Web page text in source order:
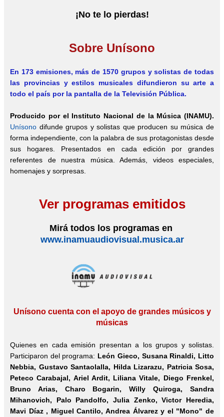
¡No te lo pierdas!
Sobre Unísono
En 173 emisiones, más de 1570 grupos y solistas de todas
las provincias y estilos musicales difundieron su arte a
todo el país por la pantalla de la Televisión Pública.
Producido por el Instituto Nacional de la Música (INAMU).
Unísono difunde grupos y solistas que producen su música de
forma independiente, con la palabra de sus protagonistas desde
sus hogares. Presentados en cada edición por grandes
referentes de nuestra música. Además, videos especiales,
homenajes y sorpresas.
Ver programas emitidos
Mirá todos los programas en
www.inamuaudiovisual.musica.ar
Unísono cuenta con el apoyo de grandes músicos y
músicas
Quienes en cada emisión presentan a los grupos y solistas.
Participaron del programa: León Gieco, Susana Rinaldi, Litto
Nebbia, Gustavo Santaolalla, Hilda Lizarazu, Patricia Sosa,
Peteco Carabajal, Ariel Ardit, Liliana Vitale, Diego Frenkel,
Bruno Arias, Charo Bogarin, Willy Quiroga, Sandra
Mihanovich, Palo Pandolfo, Julia Zenko, Victor Heredia,
Mavi Díaz , Miguel Cantilo, Andrea Álvarez y el "Mono" de